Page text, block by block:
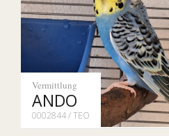
Vermittlung
ANDO
0002844 / TEO